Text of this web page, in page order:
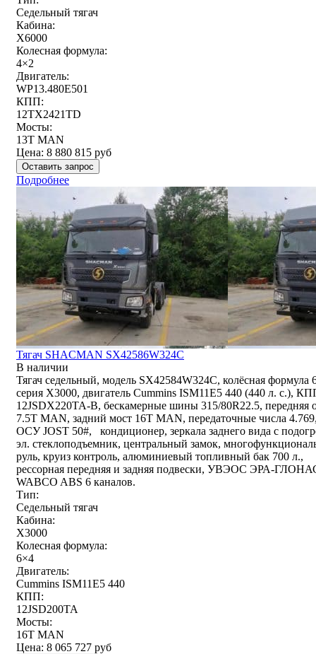
Седельный тягач
Кабина:
X6000
Колесная формула:
4×2
Двигатель:
WP13.480E501
КПП:
12TX2421TD
Мосты:
13T MAN
Цена: 8 880 815 руб
Оставить запрос
Подробнее
Тягач SHACMAN SX42586W324C
В наличии
Тягач седельный, модель SX42584W324C, колёсная формула
серия X3000, двигатель Cummins ISM11E5 440 (440 л. с.),
12JSDX220TA-B, бескамерные шины 315/80R22.5, передняя
7.5T MAN, задний мост 16T MAN, передаточные числа
ОСУ JOST 50#, кондиционер, зеркала заднего вида с
эл. стеклоподъемник, центральный замок,
руль, круиз контроль, алюминиевый топливный бак 700 л.,
рессорная передняя и задняя подвески, УВЭОС ЭРА-
WABCO ABS 6 каналов.
Тип:
Седельный тягач
Кабина:
X3000
Колесная формула:
6×4
Двигатель:
Cummins ISM11E5 440
КПП:
12JSD200TA
Мосты:
16T MAN
Цена: 8 065 727 руб